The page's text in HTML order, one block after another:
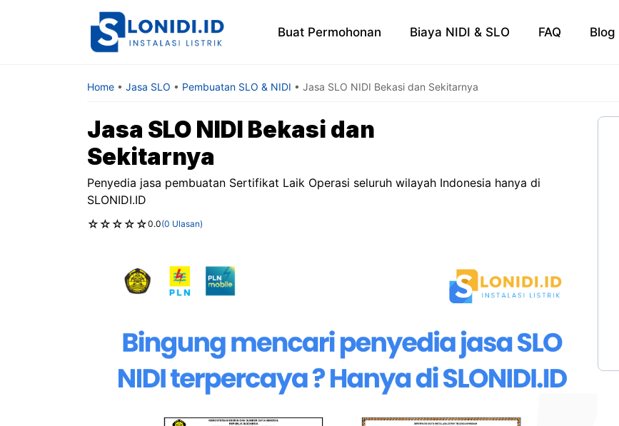
Buat Permohonan Biaya NIDI & SLO FAQ Blog
Home • Jasa SLO • Pembuatan SLO & NIDI • Jasa SLO NIDI Bekasi dan Sekitarnya
Jasa SLO NIDI Bekasi dan
Sekitarnya
Penyedia jasa pembuatan Sertifikat Laik Operasi seluruh wilayah Indonesia hanya di
SLONIDI.ID
☆ ☆ ☆ ☆ ☆0.0(0 Ulasan)